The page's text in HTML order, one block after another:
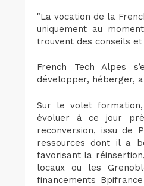
"La vocation de la
uniquement au
trouvent des conseils
French Tech Alpes
développer, héberger,
Sur le volet
évoluer à ce jour
reconversion, issu de
ressources dont il a
favorisant la
locaux ou les
financements